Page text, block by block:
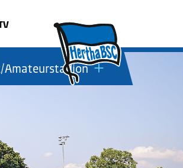
Amateurstadion